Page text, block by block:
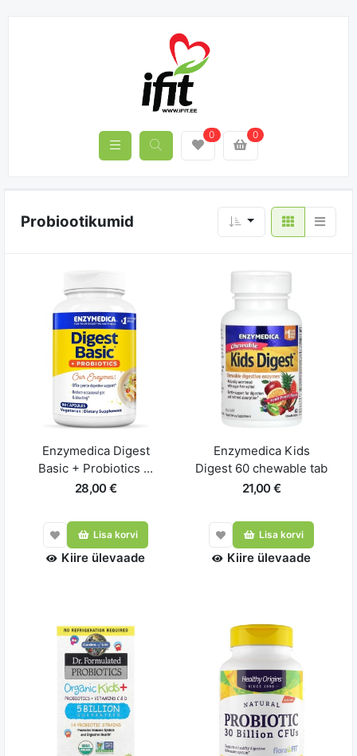
0 0
Probiootikumid
Enzymedica Digest
Basic + Probiotics ...
28,00 €
Lisa korvi
Kiire ülevaade
Enzymedica Kids
Digest 60 chewable tab
21,00 €
Lisa korvi
Kiire ülevaade